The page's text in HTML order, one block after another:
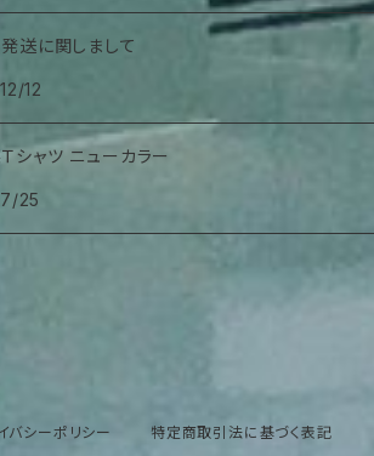
送に関しまして
12
シャツ ニューカラー
25
バシーポリシー 特定商取引法に基づく表記